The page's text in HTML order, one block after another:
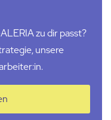
zu dir passt?
unsere